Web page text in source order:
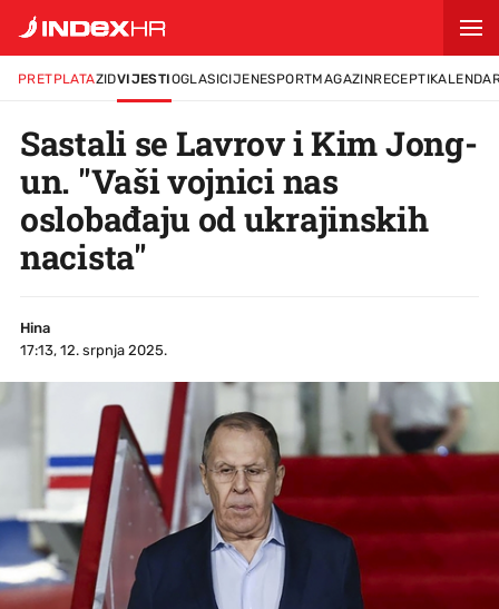
PRETPLATAZIDVIJESTIOGLASICIJENESPORTMAGAZINRECEPTI
Sastali se Lavrov i Kim Jong-
un. "Vaši vojnici nas
oslobađaju od ukrajinskih
nacista"
Hina
17:13, 12. srpnja 2025.